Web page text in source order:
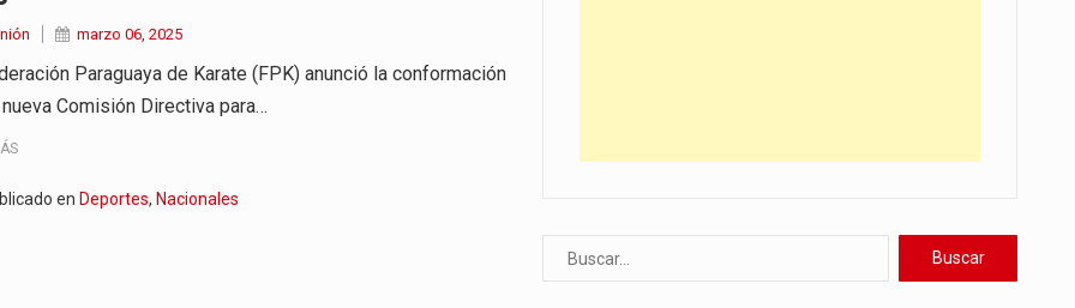
extrema tensión durante la madrugada…
recorrido que realizó este jueves…
Ministerio de…
caracteriza por un ambiente…
marzo 06, 2025
Paraguaya de Karate (FPK) anunció la conformación
Comisión Directiva para…
en Deportes, Nacionales